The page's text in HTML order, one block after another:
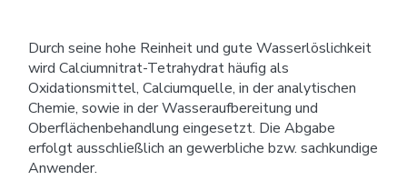
Durch seine hohe Reinheit und gute Wasserlöslichkeit
wird Calciumnitrat-Tetrahydrat häufig als
Oxidationsmittel, Calciumquelle, in der analytischen
Chemie, sowie in der Wasseraufbereitung und
Oberflächenbehandlung eingesetzt. Die Abgabe
erfolgt ausschließlich an gewerbliche bzw. sachkundige
Anwender.